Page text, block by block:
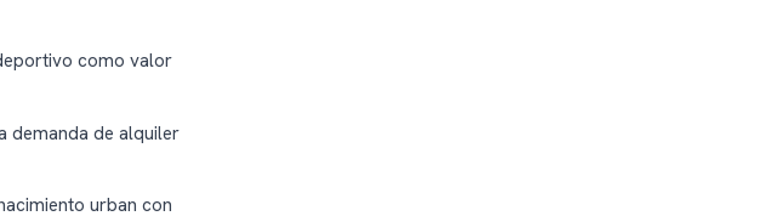
como valor
demanda de alquiler
urban con